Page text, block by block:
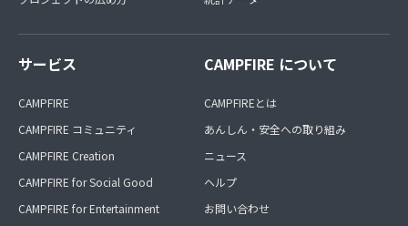
サービス
CAMPFIRE
CAMPFIRE コミュニティ
CAMPFIRE Creation
CAMPFIRE for Social Good
CAMPFIRE for Entertainment
CAMPFIRE について
CAMPFIREとは
あんしん・安全への取り組み
ニュース
ヘルプ
お問い合わせ